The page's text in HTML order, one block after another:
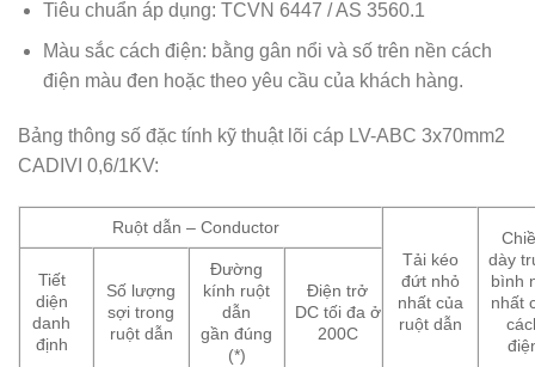
Tiêu chuẩn áp dụng: TCVN 6447 / AS 3560.1
Màu sắc cách điện: bằng gân nổi và số trên nền cách
điện màu đen hoặc theo yêu cầu của khách hàng.
Bảng thông số đặc tính kỹ thuật lõi cáp LV-ABC 3x70mm2
CADIVI 0,6/1KV:
Ruột dẫn – Conductor
Tải kéo
đứt nhỏ
nhất của
ruột dẫn
dày
bình
nhất
Tiết
diện
danh
định
Số lượng
sợi trong
ruột dẫn
Đường
kính ruột
dẫn
gần đúng
(*)
Điện trở
DC tối đa ở
200C